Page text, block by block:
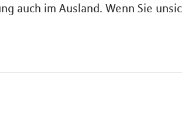
auch im Ausland. Wenn Sie